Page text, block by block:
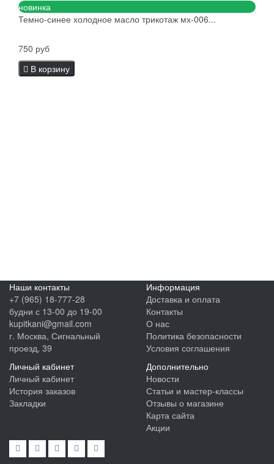
новинка
Темно-синее холодное масло трикотаж мх-006...
750 руб
В корзину
Наши контакты
+7 (965) 18-777-28
будни с 13-00 до 19-00
kupitkani@gmail.com
г. Москва, Сигнальный
проезд, 39
Информация
Доставка и оплата
Контакты
О нас
Политика безопасности
Условия соглашения
Личный кабинет
Личный кабинет
История заказов
Закладки
Дополнительно
Новости
Статьи и мастер-классы
Отзывы о магазине
Карта сайта
Акции